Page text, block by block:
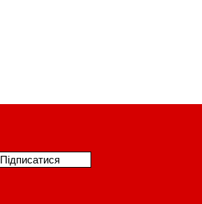
Підписатися